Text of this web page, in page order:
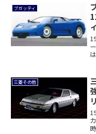
ブガッティ
三菱その他